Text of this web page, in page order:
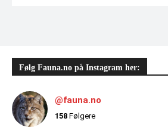
Følg Fauna.no på Instagram her:
@fauna.no
158 Følgere